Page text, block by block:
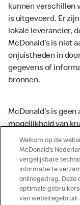
kunnen verschillen
is uitgevoerd. Er
lokale leverancier,
McDonald’s is niet
onjuistheden in
gegevens of
bronnen.
McDonald’s is
mogelijkheid van
aanwezig.
haar producten
McDonald’s
indien een gast als
spoor van) een
producten kunnen
Welkom op de
McDonald’s
vergelijkbare
informatie te
onlinegedrag. Deze
optimale
van websitegebruik